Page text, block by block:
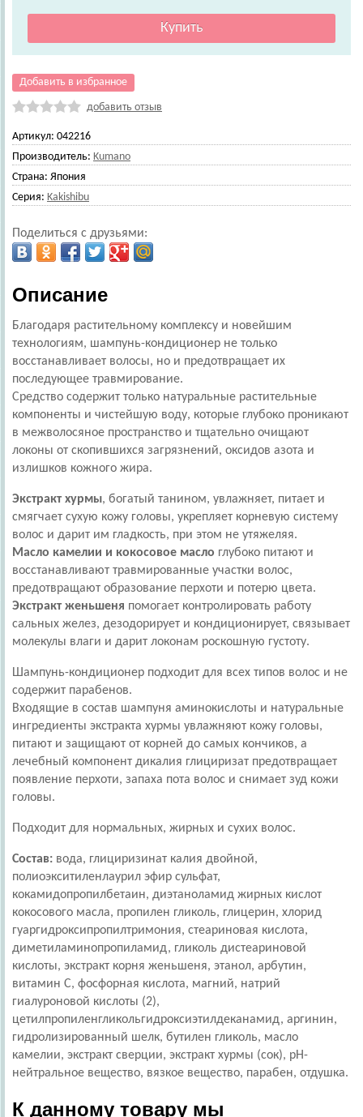
Добавить в избранное
добавить отзыв
Артикул: 042216
Производитель: Kumano
Страна: Япония
Серия: Kakishibu
Поделиться с друзьями:
Описание
Благодаря растительному комплексу и новейшим
технологиям, шампунь-кондиционер не только
восстанавливает волосы, но и предотвращает их
последующее травмирование.
Средство содержит только натуральные растительные
компоненты и чистейшую воду, которые глубоко проникают
в межволосяное пространство и тщательно очищают
локоны от скопившихся загрязнений, оксидов азота и
излишков кожного жира.
Экстракт хурмы, богатый танином, увлажняет, питает и
смягчает сухую кожу головы, укрепляет корневую систему
волос и дарит им гладкость, при этом не утяжеляя.
Масло камелии и кокосовое масло глубоко питают и
восстанавливают травмированные участки волос,
предотвращают образование перхоти и потерю цвета.
Экстракт женьшеня помогает контролировать работу
сальных желез, дезодорирует и кондиционирует, связывает
молекулы влаги и дарит локонам роскошную густоту.
Шампунь-кондиционер подходит для всех типов волос и не
содержит парабенов.
Входящие в состав шампуня аминокислоты и натуральные
ингредиенты экстракта хурмы увлажняют кожу головы,
питают и защищают от корней до самых кончиков, а
лечебный компонент дикалия глициризат предотвращает
появление перхоти, запаха пота волос и снимает зуд кожи
головы.
Подходит для нормальных, жирных и сухих волос.
Состав: вода, глициризинат калия двойной,
полиоэкситиленлаурил эфир сульфат,
кокамидопропилбетаин, диэтаноламид жирных кислот
кокосового масла, пропилен гликоль, глицерин, хлорид
гуаргидроксипропилтримония, стеариновая кислота,
диметиламинопропиламид, гликоль дистеариновой
кислоты, экстракт корня женьшеня, этанол, арбутин,
витамин С, фосфорная кислота, магний, натрий
гиалуроновой кислоты (2),
цетилпропиленгликольгидроксиэтилдеканамид, аргинин,
гидролизированный шелк, бутилен гликоль, масло
камелии, экстракт сверции, экстракт хурмы (сок), рН-
нейтральное вещество, вязкое вещество, парабен, отдушка.
К данному товару мы